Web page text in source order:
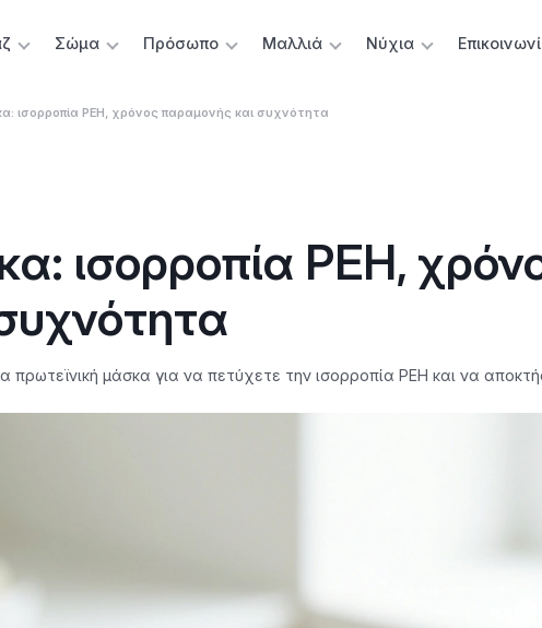
Σώμα Πρόσωπο Μαλλιά Νύχια
ισορροπία PEH, χρόνος παραμονής και συχνότητα
ισορροπία PEH,
μάσκα για να πετύχετε την ισορροπία PEH και να